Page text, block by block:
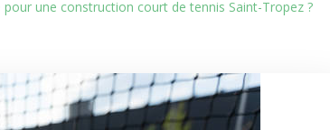
pour une construction court de tennis Saint-Tropez ?